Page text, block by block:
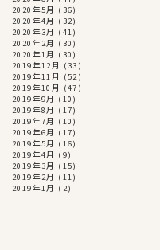
2020年5月 (36)
2020年4月 (32)
2020年3月 (41)
2020年2月 (30)
2020年1月 (30)
2019年12月 (33)
2019年11月 (52)
2019年10月 (47)
2019年9月 (10)
2019年8月 (17)
2019年7月 (10)
2019年6月 (17)
2019年5月 (16)
2019年4月 (9)
2019年3月 (15)
2019年2月 (11)
2019年1月 (2)